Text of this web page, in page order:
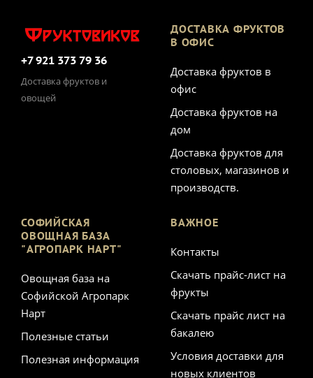
+7 921 373 79 36
Доставка фруктов и
овощей
ДОСТАВКА ФРУКТОВ
В ОФИС
Доставка фруктов в
офис
Доставка фруктов на
дом
Доставка фруктов для
столовых, магазинов и
производств.
СОФИЙСКАЯ
ОВОЩНАЯ БАЗА
"АГРОПАРК НАРТ"
Овощная база на
Софийской Агропарк
Нарт
Полезные статьи
Полезная информация
ВАЖНОЕ
Контакты
Скачать прайс-лист на
фрукты
Скачать прайс лист на
бакалею
Условия доставки для
новых клиентов